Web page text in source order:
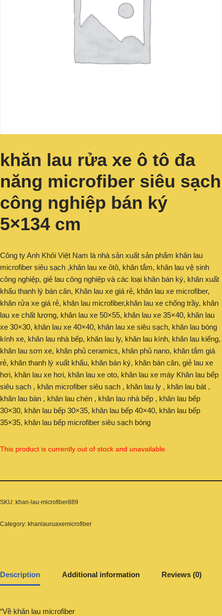
khăn lau rửa xe ô tô đa
năng microfiber siêu sạch
công nghiệp bán ký
5×134 cm
Công ty Anh Khôi Việt Nam là nhà sản xuất sản phẩm khăn lau
microfiber siêu sạch ,khăn lau xe ôtô, khăn tắm, khăn lau vệ sinh
công nghiệp, giẻ lau công nghiệp và các loại khăn bán ký, khăn xuất
khẩu thanh lý bán cân, Khăn lau xe giá rẻ, khăn lau xe microfiber,
khăn rửa xe giá rẻ, khăn lau microfiber,khăn lau xe chống trầy, khăn
lau xe chất lượng, khăn lau xe 50×55, khăn lau xe 35×40, khăn lau
xe 30×30, khăn lau xe 40×40, khăn lau xe siêu sạch, khăn lau bóng
kính xe, khăn lau nhà bếp, khăn lau ly, khăn lau kính, khăn lau kiếng,
khăn lau sơn xe, khăn phủ ceramics, khăn phủ nano, khăn tắm giá
rẻ, khăn thanh lý xuất khẩu, khăn bán ký, khăn bán cân, giẻ lau xe
hơi, khăn lau xe hơi, khăn lau xe oto, khăn lau xe máy Khăn lau bếp
siêu sạch , khăn microfiber siêu sạch , khăn lau ly , khăn lau bát ,
khăn lau bàn , khăn lau chén , khăn lau nhà bếp , khăn lau bếp
30×30, khăn lau bếp 30×35, khăn lau bếp 40×40, khăn lau bếp
35×35, khăn lau bếp microfiber siêu sạch bóng
This product is currently out of stock and unavailable.
SKU: khan-lau-microfiber889
Category: khanlauruaxemicrofiber
Description Additional information Reviews (0)
“Về khăn lau microfiber